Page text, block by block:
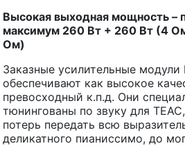
Высокая выходная мощность –
максимум 260 Вт + 260 Вт (4
Ом)
Заказные усилительные
обеспечивают как высокое
превосходный к.п.д. Они
тюнингованы по звуку для
потерь передать всю
деликатного пианиссимо, до